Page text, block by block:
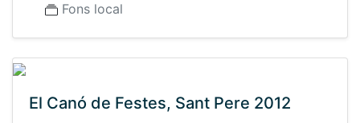
Fons local
El Canó de Festes, Sant Pere 2012